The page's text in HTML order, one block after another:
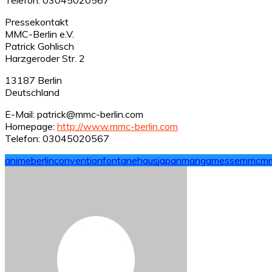
Pressekontakt
MMC-Berlin e.V.
Patrick Gohlisch
Harzgeroder Str. 2
13187 Berlin
Deutschland
E-Mail: patrick@mmc-berlin.com
Homepage: http://www.mmc-berlin.com
Telefon: 03045020567
animeberlinconventionfontanehausjapanmangamessemmc